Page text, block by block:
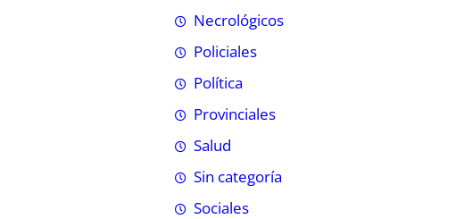
Necrológicos
Policiales
Política
Provinciales
Salud
Sin categoría
Sociales